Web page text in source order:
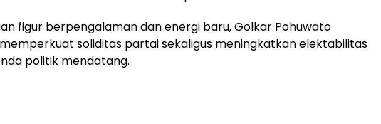
figur berpengalaman dan energi baru, Golkar Pohuwato
soliditas partai sekaligus meningkatkan elektabilitas
politik mendatang.